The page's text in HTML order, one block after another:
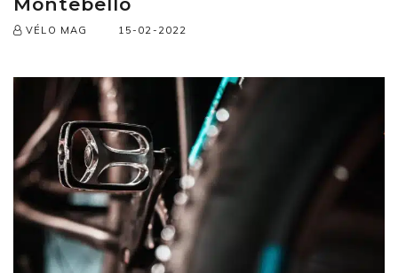
VÉLO MAG 15-02-2022